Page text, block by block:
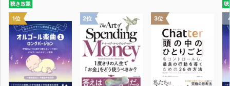
聴き放題
1位 2位 3位
聴